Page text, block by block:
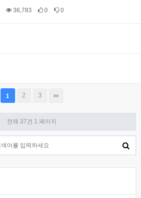
36,783 0 0
1 2 3
전체 37건 1 페이지